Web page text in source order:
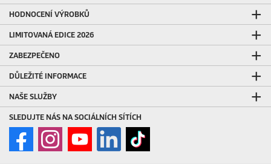
HODNOCENÍ VÝROBKŮ
LIMITOVANÁ EDICE 2026
ZABEZPEČENO
DŮLEŽITÉ INFORMACE
NAŠE SLUŽBY
SLEDUJTE NÁS NA SOCIÁLNÍCH SÍTÍCH